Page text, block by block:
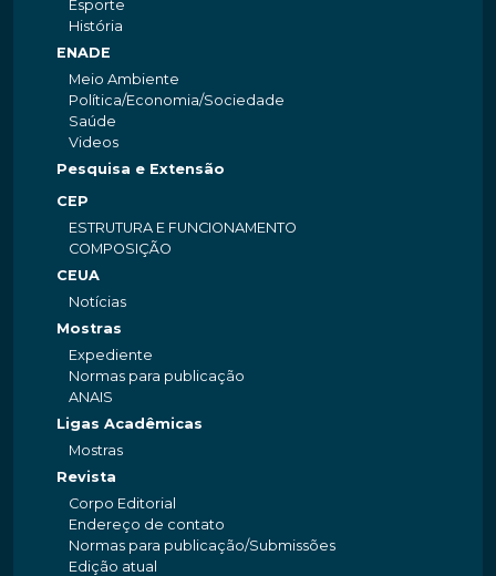
Esporte
História
ENADE
Meio Ambiente
Política/Economia/Sociedade
Saúde
Videos
Pesquisa e Extensão
CEP
ESTRUTURA E FUNCIONAMENTO
COMPOSIÇÃO
CEUA
Notícias
Mostras
Expediente
Normas para publicação
ANAIS
Ligas Acadêmicas
Mostras
Revista
Corpo Editorial
Endereço de contato
Normas para publicação/Submissões
Edição atual